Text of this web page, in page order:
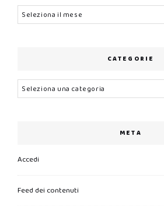
Archivi
CATEGORIE
Categorie
META
Accedi
Feed dei contenuti